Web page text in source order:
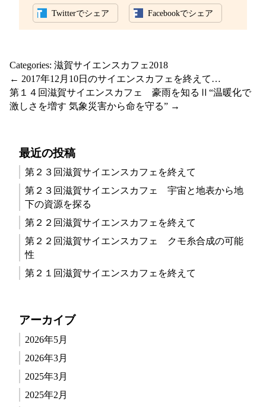
Twitterでシェア Facebookでシェア
Categories: 滋賀サイエンスカフェ2018
← 2017年12月10日のサイエンスカフェを終えて…
第１４回滋賀サイエンスカフェ 豪雨を知るⅡ“温暖化で
激しさを増す 気象災害から命を守る” →
最近の投稿
第２３回滋賀サイエンスカフェを終えて
第２３回滋賀サイエンスカフェ 宇宙と地表から地
下の資源を探る
第２２回滋賀サイエンスカフェを終えて
第２２回滋賀サイエンスカフェ クモ糸合成の可能
性
第２１回滋賀サイエンスカフェを終えて
アーカイブ
2026年5月
2026年3月
2025年3月
2025年2月